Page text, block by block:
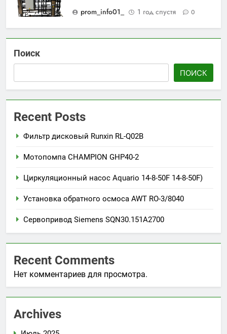
prom_info01_
1 год спустя 0
Поиск
ПОИСК
Recent Posts
Фильтр дисковый Runxin RL-Q02B
Мотопомпа CHAMPION GHP40-2
Циркуляционный насос Aquario 14-8-50F 14-8-50F)
Установка обратного осмоса AWT RO-3/8040
Сервопривод Siemens SQN30.151A2700
Recent Comments
Нет комментариев для просмотра.
Archives